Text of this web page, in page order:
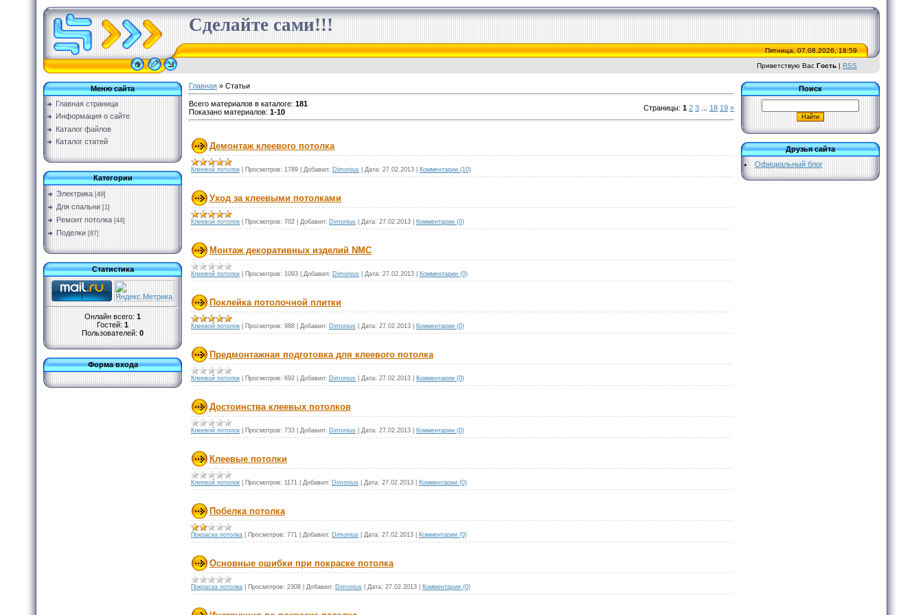
Сделайте сами!!!
Пятница, 07.08.2026, 18:59
Приветствую Вас Гость | RSS
Меню сайта
Главная страница
Информация о сайте
Каталог файлов
Каталог статей
Категории
Электрика [49]
Для спальни [1]
Ремонт потолка [44]
Поделки [87]
Статистика
Онлайн всего: 1
Гостей: 1
Пользователей: 0
Форма входа
Главная » Статьи
Всего материалов в каталоге: 181
Показано материалов: 1-10 Страницы: 1 2 3 18 19 »
Демонтаж клеевого потолка
Клеевой потолок Просмотров: 1789 Добавил: Dimonius Дата: 27.02.2013 Комментарии (10)
Уход за клеевыми потолками
Клеевой потолок Просмотров: 702 Добавил: Dimonius Дата: 27.02.2013 Комментарии (0)
Монтаж декоративных изделий NMC
Клеевой потолок Просмотров: 1093 Добавил: Dimonius Дата: 27.02.2013 Комментарии (0)
Поклейка потолочной плитки
Клеевой потолок Просмотров: 988 Добавил: Dimonius Дата: 27.02.2013 Комментарии (0)
Предмонтажная подготовка для клеевого потолка
Клеевой потолок Просмотров: 692 Добавил: Dimonius Дата: 27.02.2013 Комментарии (0)
Достоинства клеевых потолков
Клеевой потолок Просмотров: 733 Добавил: Dimonius Дата: 27.02.2013 Комментарии (0)
Клеевые потолки
Клеевой потолок Просмотров: 1171 Добавил: Dimonius Дата: 27.02.2013 Комментарии (0)
Побелка потолка
Покраска потолка Просмотров: 771 Добавил: Dimonius Дата: 27.02.2013 Комментарии (0)
Основные ошибки при покраске потолка
Покраска потолка Просмотров: 2308 Добавил: Dimonius Дата: 27.02.2013 Комментарии (0)
Поиск
Друзья сайта
Официальный блог